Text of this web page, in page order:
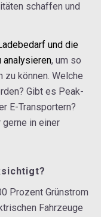
schaffen und
und die
analysieren, um so
können. Welche
Gibt es Peak-
E-Transportern?
in einer
Prozent Grünstrom
Fahrzeuge